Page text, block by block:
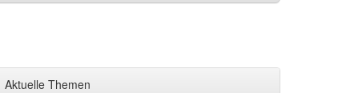
Aktuelle Themen